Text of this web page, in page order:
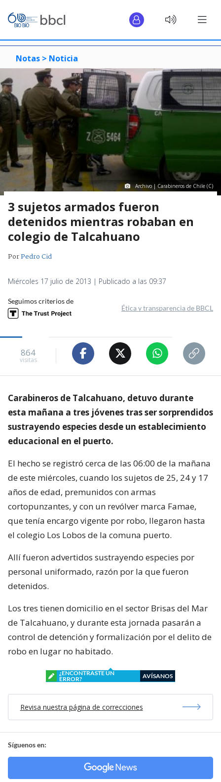
Notas > Noticia
Archivo | Carabineros de Chile (C)
3 sujetos armados fueron
detenidos mientras robaban en
colegio de Talcahuano
PorPedro Cid
Miércoles 17 julio de 2013 | Publicado a las 09:37
Seguimos criterios de
Ética y transparencia de BBCL
864
visitas
Carabineros de Talcahuano, detuvo durante
esta mañana a tres jóvenes tras ser sorprendidos
sustrayendo especies desde un establecimiento
educacional en el puerto.
El hecho se registró cerca de las 06:00 de la mañana
de este miércoles, cuando los sujetos de 25, 24 y 17
años de edad, premunidos con armas
cortopunzantes, y con un revólver marca Famae,
que tenía encargo vigente por robo, llegaron hasta
el colegio Los Lobos de la comuna puerto.
Allí fueron advertidos sustrayendo especies por
personal uniformado, razón por la que fueron
detenidos.
Los tres tienen domicilio en el sector Brisas del Mar
de Talcahuano, y durante esta jornada pasarán a
control de detención y formalización por el delito de
robo en lugar no habitado.
¿ENCONTRASTE UN
ERROR?
AVÍSANOS
Revisa nuestra página de correcciones
Síguenos en: